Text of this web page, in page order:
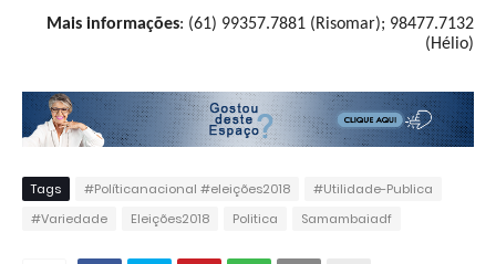
Mais informações: (61) 99357.7881 (Risomar); 98477.7132
(Hélio)
Tags #Políticanacional #eleições2018
#Utilidade-Publica
#Variedade
Eleições2018 Politica Samambaiadf